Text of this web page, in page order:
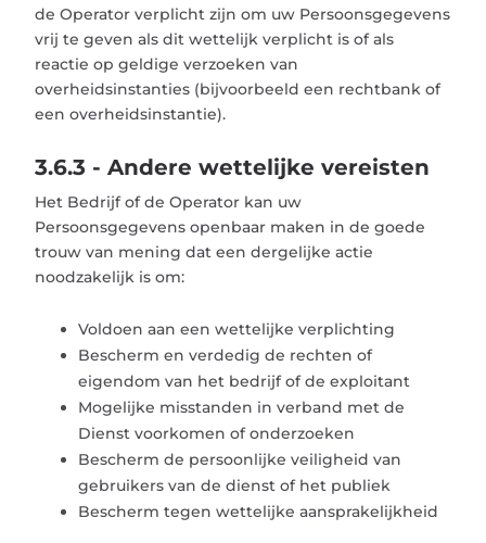
de Operator verplicht zijn om uw Persoonsgegevens
vrij te geven als dit wettelijk verplicht is of als
reactie op geldige verzoeken van
overheidsinstanties (bijvoorbeeld een rechtbank of
een overheidsinstantie).
3.6.3 - Andere wettelijke vereisten
Het Bedrijf of de Operator kan uw
Persoonsgegevens openbaar maken in de goede
trouw van mening dat een dergelijke actie
noodzakelijk is om:
Voldoen aan een wettelijke verplichting
Bescherm en verdedig de rechten of
eigendom van het bedrijf of de exploitant
Mogelijke misstanden in verband met de
Dienst voorkomen of onderzoeken
Bescherm de persoonlijke veiligheid van
gebruikers van de dienst of het publiek
Bescherm tegen wettelijke aansprakelijkheid